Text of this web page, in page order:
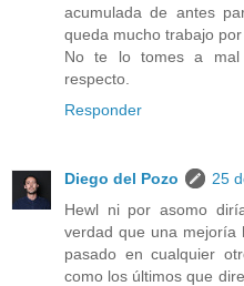
acumulada de antes
queda mucho trabajo por
No te lo tomes a mal
respecto.
Responder
Diego del Pozo
25
Hewl ni por asomo
verdad que una mejoría
pasado en cualquier
como los últimos que